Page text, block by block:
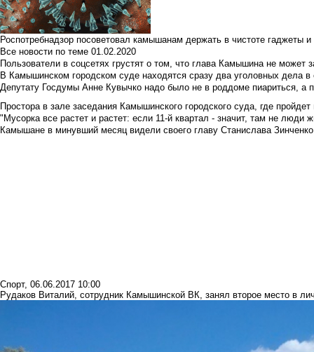
Роспотребнадзор посоветовал камышанам держать в чистоте гаджеты
Все новости по теме 01.02.2020
Пользователи в соцсетях грустят о том, что глава Камышина не может
В Камышинском городском суде находятся сразу два уголовных дела
Депутату Госдумы Анне Кувычко надо было не в роддоме пиариться, а
Простора в зале заседания Камышинского городского суда, где
"Мусорка все растет и растет: если 11-й квартал - значит, там не люди
Камышане в минувший месяц видели своего главу Станислава Зинченко
Спорт, 06.06.2017 10:00
Рудаков Виталий, сотрудник Камышинской ВК, занял второе место в